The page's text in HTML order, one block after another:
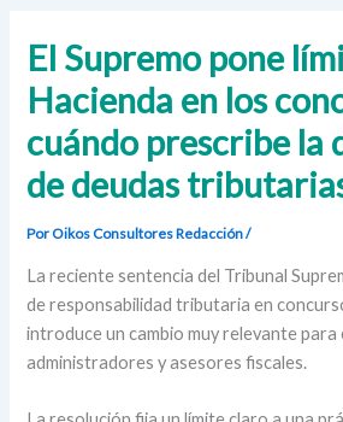
El Supremo pone
Hacienda en los
cuándo prescribe la
de deudas
Por Oikos ConsultoresRedacción/
La reciente sentencia del Tribunal
de responsabilidad tributaria en
introduce un cambio muy relevante para
administradores y asesores fiscales.